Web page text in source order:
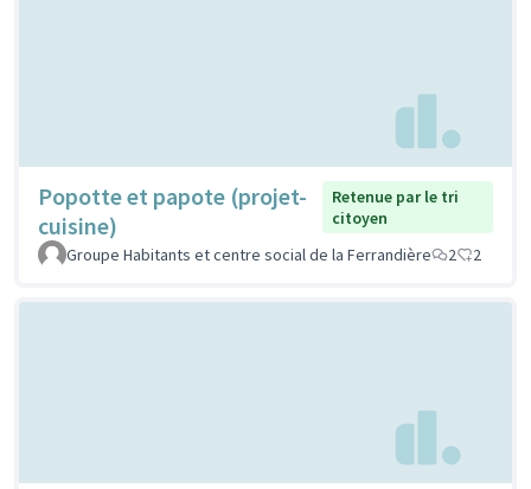
Popotte et papote (projet-
cuisine)
Retenue par le tri
citoyen
Groupe Habitants et centre social de la Ferrandière
2 2